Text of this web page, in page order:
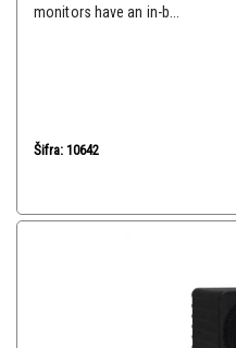
monitors have an in-b...
Šifra: 10642